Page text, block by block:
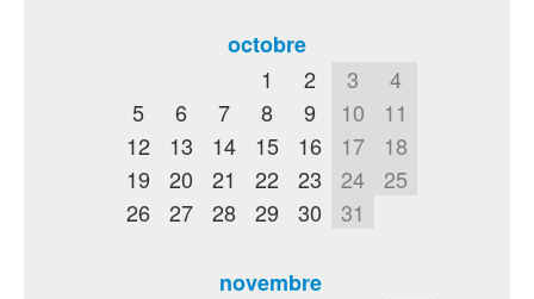
octobre
1
2 3
4
5
6 7 8 9 10
11
12
13 14 15 16 17
18
19
20 21 22 23 24
25
26
27 28 29 30 31
novembre